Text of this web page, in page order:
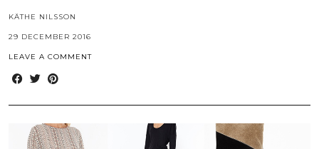
KÄTHE NILSSON
29 DECEMBER 2016
LEAVE A COMMENT